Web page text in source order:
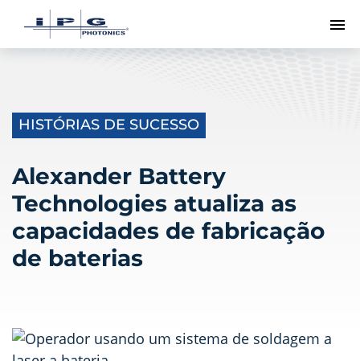
HISTÓRIAS DE SUCESSO
Alexander Battery
Technologies atualiza as
capacidades de fabricação
de baterias